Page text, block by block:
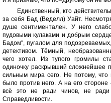
Единственный, кто
за себя Бад (Веделл) Уайт.
душе сентиментален. У него
пудовыми кулаками и добрым
Бадом'', пугалом для
детективом. Тёмный,
чего хотел. Из тупого громилы
одиночку раскрывший сложнейшее
сильным мира сего. Не потому, что
было против него. А на его
всё это не ради чинов, не
Справедливости.